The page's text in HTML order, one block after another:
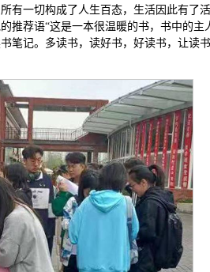
有一切构成了人生百态，生活因此有了
推荐语“这是一本很温暖的书，书中的主
记。多读书，读好书，好读书，让读